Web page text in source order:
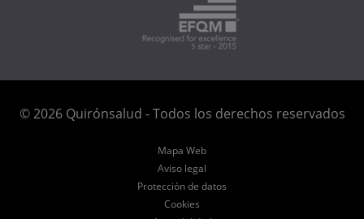
© 2026 Quirónsalud - Todos los derechos reservados
Mapa Web
Aviso legal
Protección de datos
Cookies